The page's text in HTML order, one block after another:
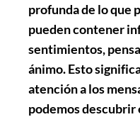
profunda de lo que
pueden contener
sentimientos,
ánimo. Esto
atención a los
podemos descubrir